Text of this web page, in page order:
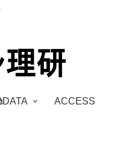
DATA ACCESS